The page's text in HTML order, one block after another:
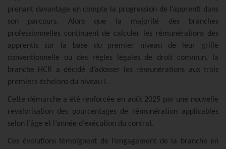
prenant davantage en compte la progression de l’apprenti dans
son parcours. Alors que la majorité des branches
professionnelles continuent de calculer les rémunérations des
apprentis sur la base du premier niveau de leur grille
conventionnelle ou des règles légales de droit commun, la
branche HCR a décidé d’adosser les rémunérations aux trois
premiers échelons du niveau I.
Cette démarche a été renforcée en août 2025 par une nouvelle
revalorisation des pourcentages de rémunération applicables
selon l’âge et l’année d’exécution du contrat.
Ces évolutions témoignent de l’engagement de la branche en